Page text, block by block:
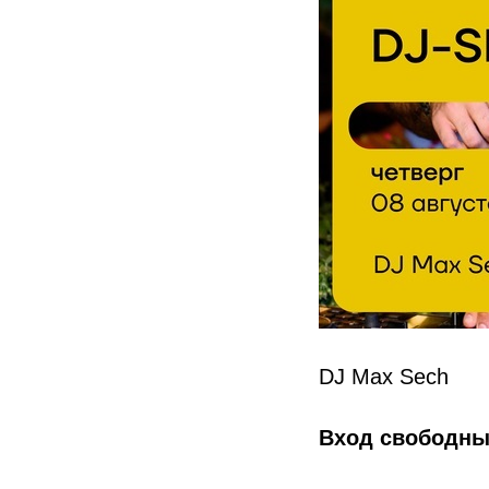
DJ Max Sech
Вход